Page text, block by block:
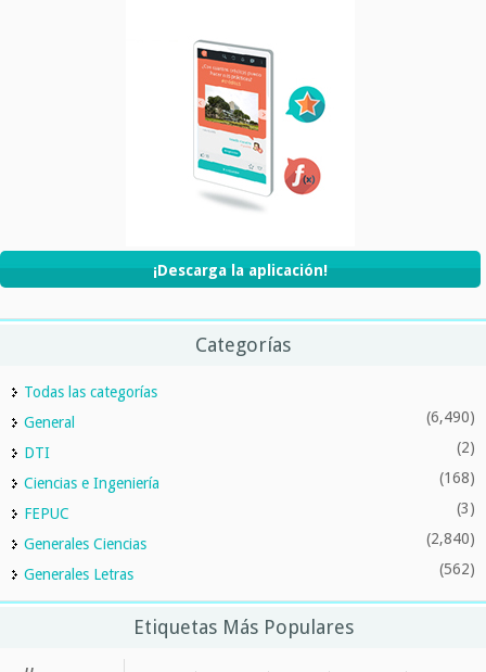
¡Descarga la aplicación!
Categorías
Todas las categorías
General
(6,490)
DTI (2)
Ciencias e Ingeniería (168)
FEPUC (3)
Generales Ciencias (2,840)
Generales Letras (562)
Etiquetas Más Populares